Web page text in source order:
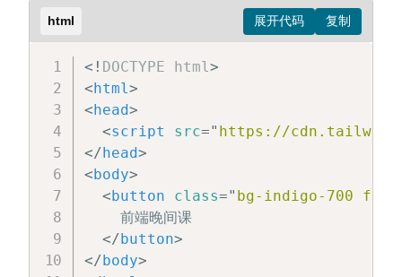
html
<! DOCTYPE html>
< html>
< head>
<script src=" https://
</ head>
< body>
< button class=" bg-indigo-700
    前端晚间课
</ button>
</ body>